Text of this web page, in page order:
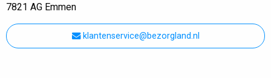
7821 AG Emmen
klantenservice@bezorgland.nl